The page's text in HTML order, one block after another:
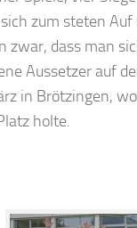
zum steten
dass man
Aussetzer auf
in Brötzingen,
holte.